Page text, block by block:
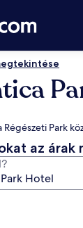
Régészeti Park
az